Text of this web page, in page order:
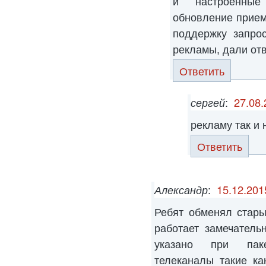
обновление
поддержку
рекламы, дали
Ответить
сергей:
рекламу так и
Ответить
Александр:
Ребят обменял
работает
указано при
телеканалы такие